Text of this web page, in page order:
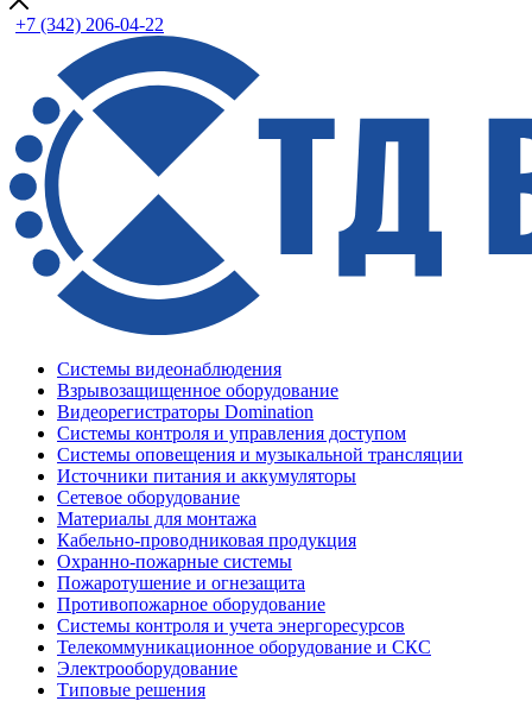
+7 (342) 206-04-22
Системы видеонаблюдения
Взрывозащищенное оборудование
Видеорегистраторы Domination
Системы контроля и управления доступом
Системы оповещения и музыкальной трансляции
Источники питания и аккумуляторы
Сетевое оборудование
Материалы для монтажа
Кабельно-проводниковая продукция
Охранно-пожарные системы
Пожаротушение и огнезащита
Противопожарное оборудование
Системы контроля и учета энергоресурсов
Телекоммуникационное оборудование и СКС
Электрооборудование
Типовые решения